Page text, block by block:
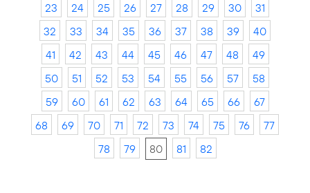
23
24 25 26 27 28 29 30
31
32
33 34 35 36 37 38 39
40
41
42 43 44 45 46 47 48
49
50
51 52 53 54 55 56 57
58
59
60 61 62 63 64 65 66
67
68
69 70 71 72 73 74 75 76
77
78
79 80 81 82